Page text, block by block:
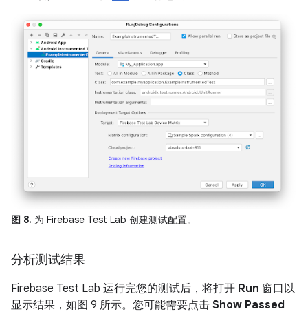
图 8. 为 Firebase Test Lab 创建测试配置。
分析测试结果
Firebase Test Lab 运行完您的测试后，将打开 Run 窗口以
显示结果，如图 9 所示。您可能需要点击 Show Passed